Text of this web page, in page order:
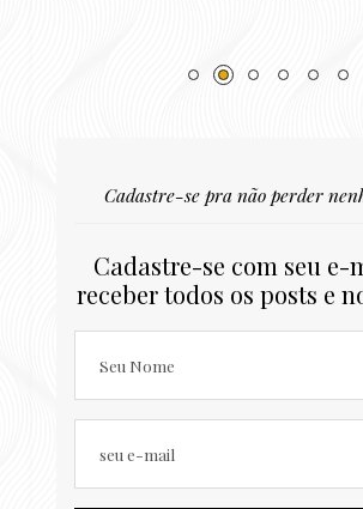
Cadastre-se pra não perder
Cadastre-se com seu e-
receber todos os posts e
Seu Nome
seu e-mail